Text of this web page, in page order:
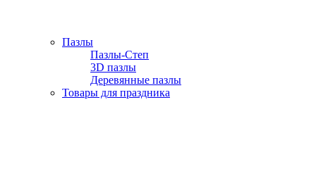
Пазлы
Пазлы-Степ
3D пазлы
Деревянные пазлы
Товары для праздника